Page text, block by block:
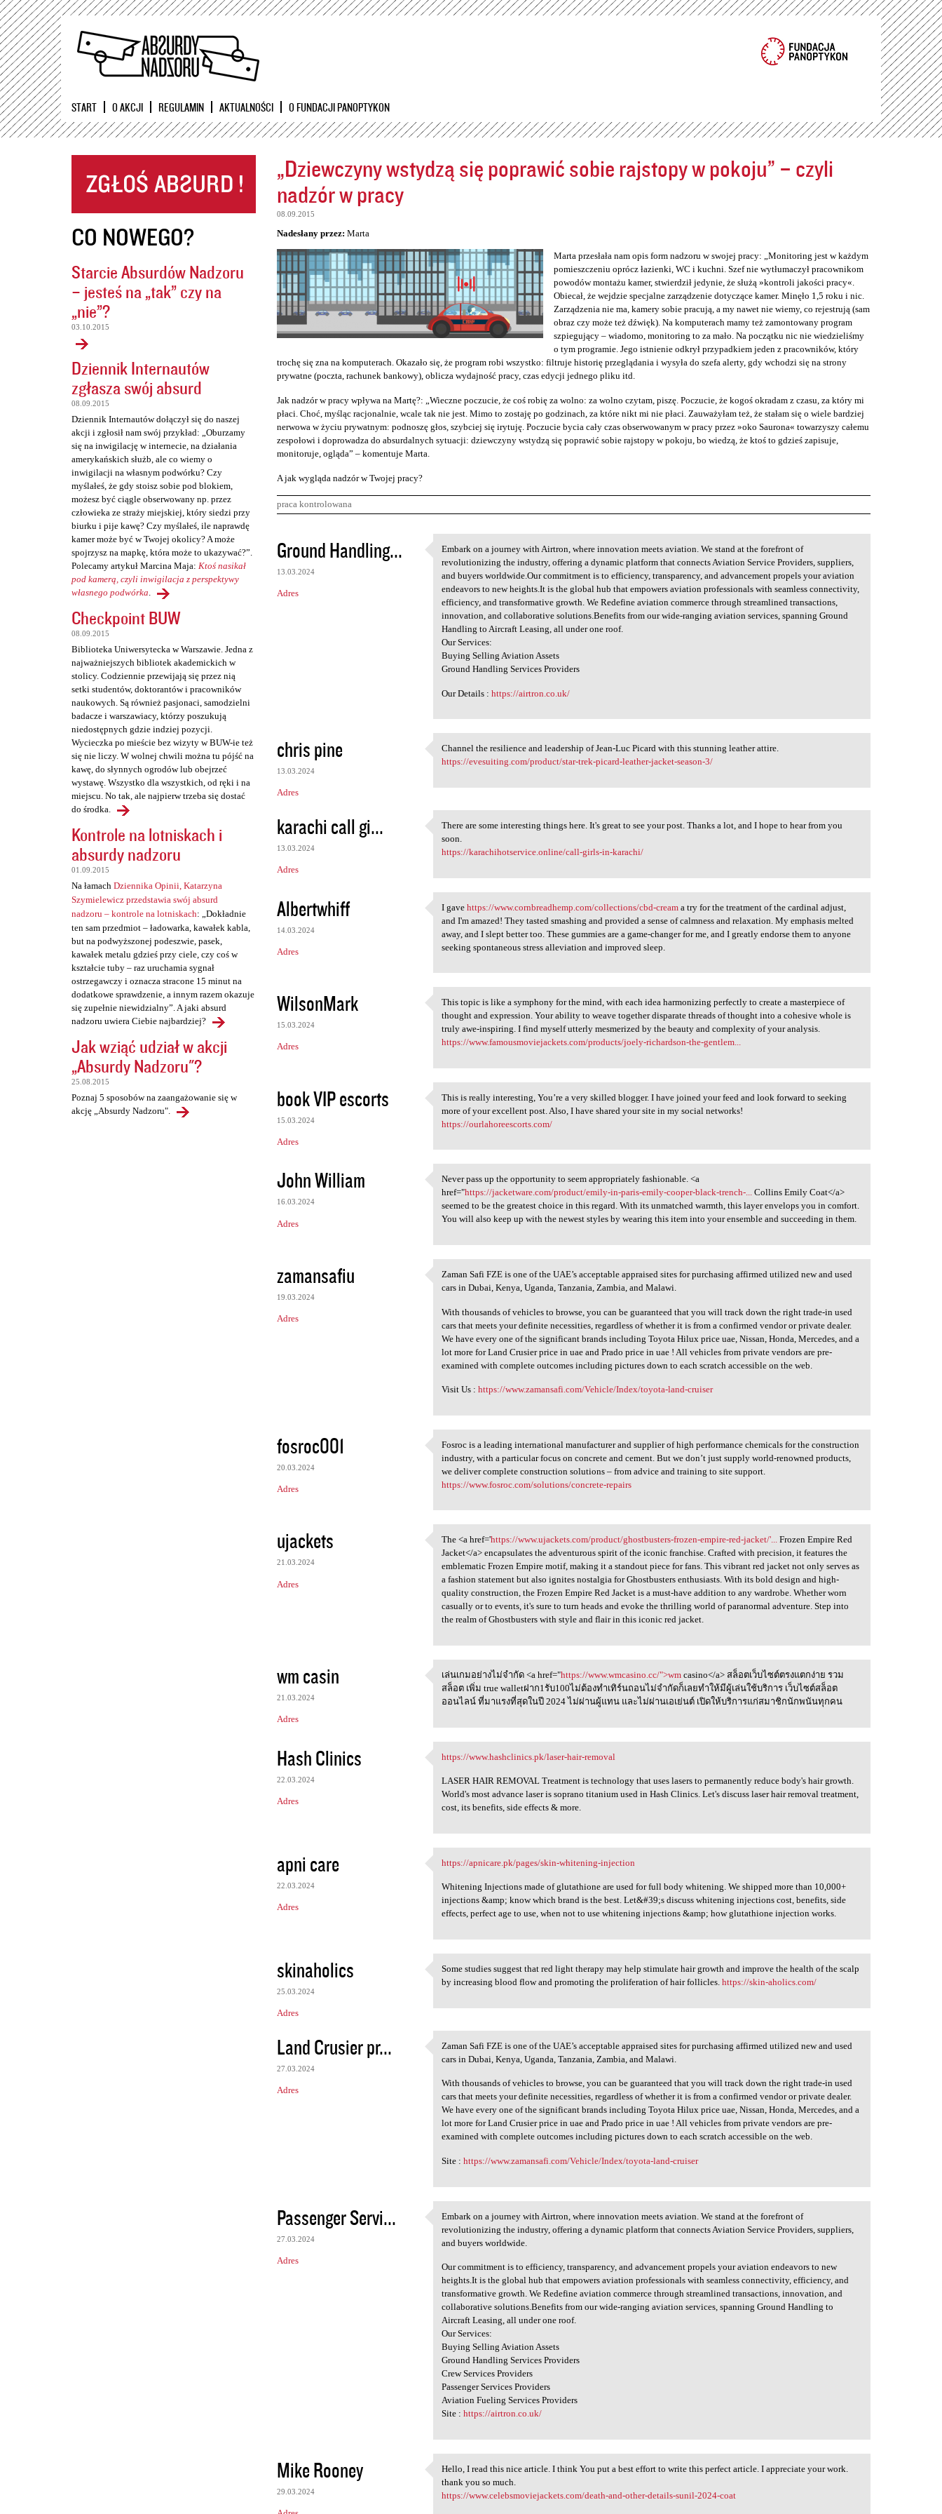
Przejdź
START O AKCJI REGULAMIN AKTUALNOŚCI O FUNDACJI PANOPTYKON
CO NOWEGO?
Starcie Absurdów Nadzoru
– jesteś na „tak” czy na
„nie”?
03.10.2015
Dziennik Internautów
zgłasza swój absurd
08.09.2015
Dziennik Internautów dołączył się do naszej
akcji i zgłosił nam swój przykład: „Oburzamy
się na inwigilację w internecie, na działania
amerykańskich służb, ale co wiemy o
inwigilacji na własnym podwórku? Czy
myślałeś, że gdy stoisz sobie pod blokiem,
możesz być ciągle obserwowany np. przez
człowieka ze straży miejskiej, który siedzi przy
biurku i pije kawę? Czy myślałeś, ile naprawdę
kamer może być w Twojej okolicy? A może
spojrzysz na mapkę, która może to ukazywać?”.
Polecamy artykuł Marcina Maja: Ktoś nasikał
pod kamerą, czyli inwigilacja z perspektywy
własnego podwórka.
Checkpoint BUW
08.09.2015
Biblioteka Uniwersytecka w Warszawie. Jedna z
najważniejszych bibliotek akademickich w
stolicy. Codziennie przewijają się przez nią
setki studentów, doktorantów i pracowników
naukowych. Są również pasjonaci, samodzielni
badacze i warszawiacy, którzy poszukują
niedostępnych gdzie indziej pozycji.
Wycieczka po mieście bez wizyty w BUW-ie też
się nie liczy. W wolnej chwili można tu pójść na
kawę, do słynnych ogrodów lub obejrzeć
wystawę. Wszystko dla wszystkich, od ręki i na
miejscu. No tak, ale najpierw trzeba się dostać
do środka.
Kontrole na lotniskach i
absurdy nadzoru
01.09.2015
Na łamach Dziennika Opinii, Katarzyna
Szymielewicz przedstawia swój absurd
nadzoru – kontrole na lotniskach: „Dokładnie
ten sam przedmiot – ładowarka, kawałek kabla,
but na podwyższonej podeszwie, pasek,
kawałek metalu gdzieś przy ciele, czy coś w
kształcie tuby – raz uruchamia sygnał
ostrzegawczy i oznacza stracone 15 minut na
dodatkowe sprawdzenie, a innym razem okazuje
się zupełnie niewidzialny”. A jaki absurd
nadzoru uwiera Ciebie najbardziej?
Jak wziąć udział w akcji
„Absurdy Nadzoru"?
25.08.2015
Poznaj 5 sposobów na zaangażowanie się w
akcję „Absurdy Nadzoru".
„Dziewczyny wstydzą się poprawić sobie rajstopy w pokoju” – czyli
nadzór w pracy
08.09.2015
Nadesłany przez: Marta
Marta przesłała nam opis form nadzoru w swojej pracy: „Monitoring jest w każdym
pomieszczeniu oprócz łazienki, WC i kuchni. Szef nie wytłumaczył pracownikom
powodów montażu kamer, stwierdził jedynie, że służą »kontroli jakości pracy«.
Obiecał, że wejdzie specjalne zarządzenie dotyczące kamer. Minęło 1,5 roku i nic.
Zarządzenia nie ma, kamery sobie pracują, a my nawet nie wiemy, co rejestrują (sam
obraz czy może też dźwięk). Na komputerach mamy też zamontowany program
szpiegujący – wiadomo, monitoring to za mało. Na początku nic nie wiedzieliśmy
o tym programie. Jego istnienie odkrył przypadkiem jeden z pracowników, który
trochę się zna na komputerach. Okazało się, że program robi wszystko: filtruje historię przeglądania i wysyła do szefa alerty, gdy wchodzi się na strony
prywatne (poczta, rachunek bankowy), oblicza wydajność pracy, czas edycji jednego pliku itd.
Jak nadzór w pracy wpływa na Martę?: „Wieczne poczucie, że coś robię za wolno: za wolno czytam, piszę. Poczucie, że kogoś okradam z czasu, za który mi
płaci. Choć, myśląc racjonalnie, wcale tak nie jest. Mimo to zostaję po godzinach, za które nikt mi nie płaci. Zauważyłam też, że stałam się o wiele bardziej
nerwowa w życiu prywatnym: podnoszę głos, szybciej się irytuję. Poczucie bycia cały czas obserwowanym w pracy przez »oko Saurona« towarzyszy całemu
zespołowi i doprowadza do absurdalnych sytuacji: dziewczyny wstydzą się poprawić sobie rajstopy w pokoju, bo wiedzą, że ktoś to gdzieś zapisuje,
monitoruje, ogląda” – komentuje Marta.
A jak wygląda nadzór w Twojej pracy?
praca kontrolowana
K
o
m
e
Ground Handling...
13.03.2024
Adres
Embark on a journey with
Embark on a journey with Airtron, where innovation meets aviation. We stand at the forefront of
revolutionizing the industry, offering a dynamic platform that connects Aviation Service Providers, suppliers,
and buyers worldwide.Our commitment is to efficiency, transparency, and advancement propels your aviation
endeavors to new heights.It is the global hub that empowers aviation professionals with seamless connectivity,
efficiency, and transformative growth. We Redefine aviation commerce through streamlined transactions,
innovation, and collaborative solutions.Benefits from our wide-ranging aviation services, spanning Ground
Handling to Aircraft Leasing, all under one roof.
Our Services:
Buying Selling Aviation Assets
Ground Handling Services Providers
Our Details :https://airtron.co.uk/
chris pine
13.03.2024
Adres
Channel the resilience and
Channel the resilience and leadership of Jean-Luc Picard with this stunning leather attire.
https://evesuiting.com/product/star-trek-picard-leather-jacket-season-3/
karachi call gi...
13.03.2024
Adres
There are some interesting
There are some interesting things here. It's great to see your post. Thanks a lot, and I hope to hear from you
soon.
https://karachihotservice.online/call-girls-in-karachi/
Albertwhiff
14.03.2024
Adres
I gave https://www
I gavehttps://www.cornbreadhemp.com/collections/cbd-cream a try for the treatment of the cardinal adjust,
and I'm amazed! They tasted smashing and provided a sense of calmness and relaxation. My emphasis melted
away, and I slept better too. These gummies are a game-changer for me, and I greatly endorse them to anyone
seeking spontaneous stress alleviation and improved sleep.
WilsonMark
15.03.2024
Adres
This topic is like a symphony
This topic is like a symphony for the mind, with each idea harmonizing perfectly to create a masterpiece of
thought and expression. Your ability to weave together disparate threads of thought into a cohesive whole is
truly awe-inspiring. I find myself utterly mesmerized by the beauty and complexity of your analysis.
https://www.famousmoviejackets.com/products/joely-richardson-the-gentlem...
book VIP escorts
15.03.2024
Adres
This is really interesting,
This is really interesting, You’re a very skilled blogger. I have joined your feed and look forward to seeking
more of your excellent post. Also, I have shared your site in my social networks!
https://ourlahoreescorts.com/
John William
16.03.2024
Adres
Never pass up the opportunity
Never pass up the opportunity to seem appropriately fashionable. <a
href="https://jacketware.com/product/emily-in-paris-emily-cooper-black-trench-... Collins Emily Coat</a>
seemed to be the greatest choice in this regard. With its unmatched warmth, this layer envelops you in comfort.
You will also keep up with the newest styles by wearing this item into your ensemble and succeeding in them.
zamansafiu
19.03.2024
Adres
Zaman Safi FZE is one of the
Zaman Safi FZE is one of the UAE’s acceptable appraised sites for purchasing affirmed utilized new and used
cars in Dubai, Kenya, Uganda, Tanzania, Zambia, and Malawi.
With thousands of vehicles to browse, you can be guaranteed that you will track down the right trade-in used
cars that meets your definite necessities, regardless of whether it is from a confirmed vendor or private dealer.
We have every one of the significant brands including Toyota Hilux price uae, Nissan, Honda, Mercedes, and a
lot more for Land Crusier price in uae and Prado price in uae ! All vehicles from private vendors are pre-
examined with complete outcomes including pictures down to each scratch accessible on the web.
Visit Us :https://www.zamansafi.com/Vehicle/Index/toyota-land-cruiser
fosroc001
20.03.2024
Adres
Fosroc is a leading
Fosroc is a leading international manufacturer and supplier of high performance chemicals for the construction
industry, with a particular focus on concrete and cement. But we don’t just supply world-renowned products,
we deliver complete construction solutions – from advice and training to site support.
https://www.fosroc.com/solutions/concrete-repairs
ujackets
21.03.2024
Adres
The <a href='https://www
The <a href='https://www.ujackets.com/product/ghostbusters-frozen-empire-red-jacket/'... Frozen Empire Red
Jacket</a> encapsulates the adventurous spirit of the iconic franchise. Crafted with precision, it features the
emblematic Frozen Empire motif, making it a standout piece for fans. This vibrant red jacket not only serves as
a fashion statement but also ignites nostalgia for Ghostbusters enthusiasts. With its bold design and high-
quality construction, the Frozen Empire Red Jacket is a must-have addition to any wardrobe. Whether worn
casually or to events, it's sure to turn heads and evoke the thrilling world of paranormal adventure. Step into
the realm of Ghostbusters with style and flair in this iconic red jacket.
wm casin
21.03.2024
Adres
เล่นเกมอย่างไม่จำกัด <a href=
เล่นเกมอย่างไม่จำกัด <a href="https://www.wmcasino.cc/">wm casino</a> สล็อตเว็บไซต์ตรงแตกง่าย รวม
สล็อต เพิ่ม true walletฝาก1รับ100ไม่ต้องทำเทิร์นถอนไม่จำกัดก็เลยทำให้มีผู้เล่นใช้บริการ เว็บไซต์สล็อต
ออนไลน์ ที่มาแรงที่สุดในปี 2024 ไม่ผ่านผู้แทน และไม่ผ่านเอเย่นต์ เปิดให้บริการแก่สมาชิกนักพนันทุกคน
Hash Clinics
22.03.2024
Adres
https://www.hashclinics.pk
https://www.hashclinics.pk/laser-hair-removal
LASER HAIR REMOVAL Treatment is technology that uses lasers to permanently reduce body's hair growth.
World's most advance laser is soprano titanium used in Hash Clinics. Let's discuss laser hair removal treatment,
cost, its benefits, side effects & more.
apni care
22.03.2024
Adres
https://apnicare.pk/pages
https://apnicare.pk/pages/skin-whitening-injection
Whitening Injections made of glutathione are used for full body whitening. We shipped more than 10,000+
injections &amp; know which brand is the best. Let&#39;s discuss whitening injections cost, benefits, side
effects, perfect age to use, when not to use whitening injections &amp; how glutathione injection works.
skinaholics
25.03.2024
Adres
Some studies suggest that red
Some studies suggest that red light therapy may help stimulate hair growth and improve the health of the scalp
by increasing blood flow and promoting the proliferation of hair follicles.https://skin-aholics.com/
Land Crusier pr...
27.03.2024
Adres
Zaman Safi FZE is one of the
Zaman Safi FZE is one of the UAE’s acceptable appraised sites for purchasing affirmed utilized new and used
cars in Dubai, Kenya, Uganda, Tanzania, Zambia, and Malawi.
With thousands of vehicles to browse, you can be guaranteed that you will track down the right trade-in used
cars that meets your definite necessities, regardless of whether it is from a confirmed vendor or private dealer.
We have every one of the significant brands including Toyota Hilux price uae, Nissan, Honda, Mercedes, and a
lot more for Land Crusier price in uae and Prado price in uae ! All vehicles from private vendors are pre-
examined with complete outcomes including pictures down to each scratch accessible on the web.
Site :https://www.zamansafi.com/Vehicle/Index/toyota-land-cruiser
Passenger Servi...
27.03.2024
Adres
Embark on a journey with
Embark on a journey with Airtron, where innovation meets aviation. We stand at the forefront of
revolutionizing the industry, offering a dynamic platform that connects Aviation Service Providers, suppliers,
and buyers worldwide.
Our commitment is to efficiency, transparency, and advancement propels your aviation endeavors to new
heights.It is the global hub that empowers aviation professionals with seamless connectivity, efficiency, and
transformative growth. We Redefine aviation commerce through streamlined transactions, innovation, and
collaborative solutions.Benefits from our wide-ranging aviation services, spanning Ground Handling to
Aircraft Leasing, all under one roof.
Our Services:
Buying Selling Aviation Assets
Ground Handling Services Providers
Crew Services Providers
Passenger Services Providers
Aviation Fueling Services Providers
Site :https://airtron.co.uk/
Mike Rooney
29.03.2024
Hello, I read this nice
Hello, I read this nice article. I think You put a best effort to write this perfect article. I appreciate your work.
thank you so much.
https://www.celebsmoviejackets.com/death-and-other-details-sunil-2024-coat